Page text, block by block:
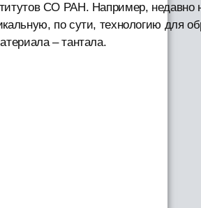
СО РАН. Например, недавно
по сути, технологию для
– тантала.